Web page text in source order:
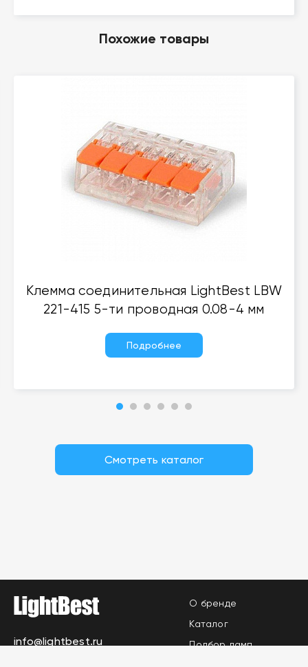
Похожие товары
Клемма соединительная LightBest LBW
221-415 5-ти проводная 0.08-4 мм
Подробнее
Смотреть каталог
info@lightbest.ru
О бренде
Каталог
Подбор ламп